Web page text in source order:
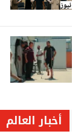
أخبار العالم